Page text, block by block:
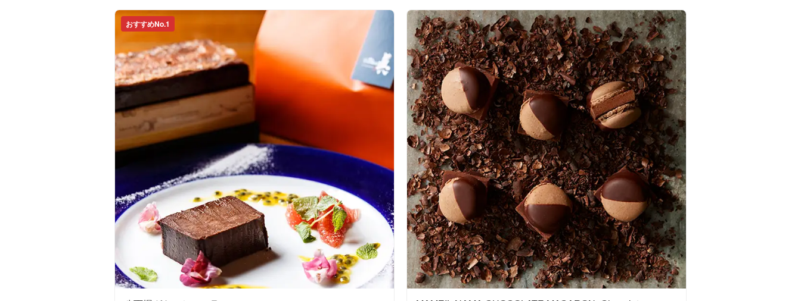
おすすめNo.1